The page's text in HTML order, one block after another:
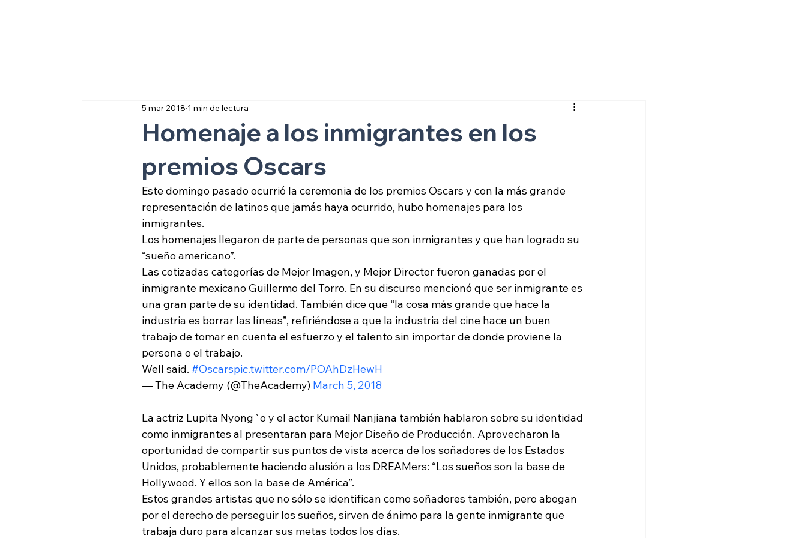
Homenaje a los inmigrantes en los
premios Oscars
5 mar 2018 1 min de lectura
Este domingo pasado ocurrió la ceremonia de los premios Oscars y con la más grande
representación de latinos que jamás haya ocurrido, hubo homenajes para los
inmigrantes.
Los homenajes llegaron de parte de personas que son inmigrantes y que han logrado su
“sueño americano”.
Las cotizadas categorías de Mejor Imagen, y Mejor Director fueron ganadas por el
inmigrante mexicano Guillermo del Torro. En su discurso mencionó que ser inmigrante es
una gran parte de su identidad. También dice que “la cosa más grande que hace la
industria es borrar las líneas”, refiriéndose a que la industria del cine hace un buen
trabajo de tomar en cuenta el esfuerzo y el talento sin importar de donde proviene la
persona o el trabajo.
Well said. #Oscarspic.twitter.com/POAhDzHewH
— The Academy (@TheAcademy) March 5, 2018
La actriz Lupita Nyong`o y el actor Kumail Nanjiana también hablaron sobre su identidad
como inmigrantes al presentaran para Mejor Diseño de Producción. Aprovecharon la
oportunidad de compartir sus puntos de vista acerca de los soñadores de los Estados
Unidos, probablemente haciendo alusión a los DREAMers: “Los sueños son la base de
Hollywood. Y ellos son la base de América”.
Estos grandes artistas que no sólo se identifican como soñadores también, pero abogan
por el derecho de perseguir los sueños, sirven de ánimo para la gente inmigrante que
trabaja duro para alcanzar sus metas todos los días.